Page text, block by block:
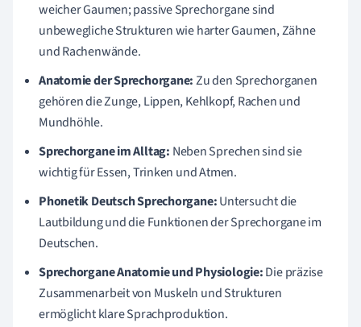
weicher Gaumen; passive Sprechorgane sind
unbewegliche Strukturen wie harter Gaumen, Zähne
und Rachenwände.
Anatomie der Sprechorgane:Zu den Sprechorganen
gehören die Zunge, Lippen, Kehlkopf, Rachen und
Mundhöhle.
Sprechorgane im Alltag: Neben Sprechen sind sie
wichtig für Essen, Trinken und Atmen.
Phonetik Deutsch Sprechorgane:Untersucht die
Lautbildung und die Funktionen der Sprechorgane im
Deutschen.
Sprechorgane Anatomie und Physiologie:Die präzise
Zusammenarbeit von Muskeln und Strukturen
ermöglicht klare Sprachproduktion.